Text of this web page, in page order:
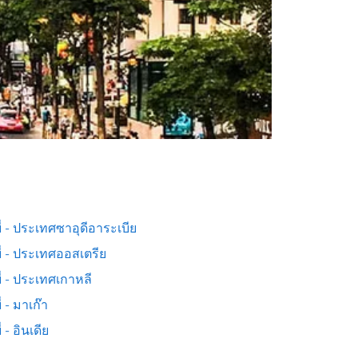
- ประเทศซาอุดีอาระเบีย
- ประเทศออสเตรีย
- ประเทศเกาหลี
- มาเก๊า
- อินเดีย